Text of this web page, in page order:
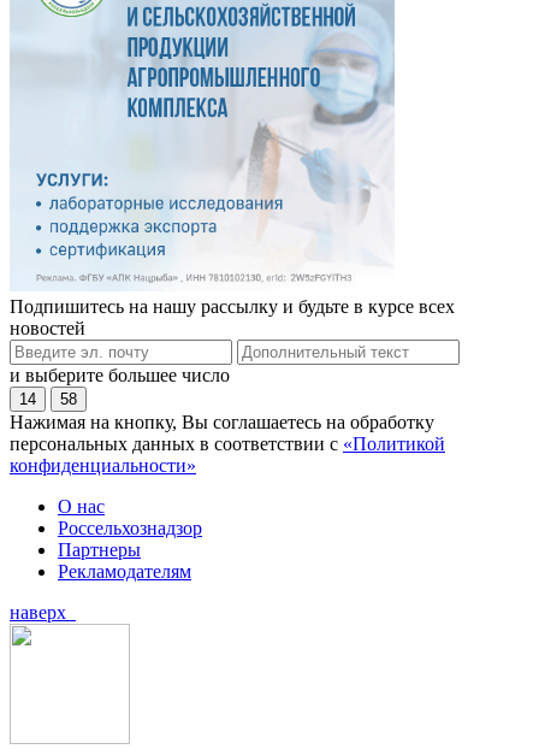
Подпишитесь на нашу рассылку и будьте в курсе всех
новостей
и выберите большее число
14 58
Нажимая на кнопку, Вы соглашаетесь на обработку
персональных данных в соответствии с «Политикой
конфиденциальности»
О нас
Россельхознадзор
Партнеры
Рекламодателям
наверх